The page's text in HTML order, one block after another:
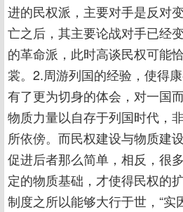
进的民权派，主要对手是反对
亡之后，其主要论战对手已经
的革命派，此时高谈民权可能
裳。2.周游列国的经验，使得
有了更为切身的体会，对一国
物质力量以自存于列国时代，
所依傍。而民权建设与物质建
促进后者那么简单，相反，很
定的物质基础，才使得民权的
制度之所以能够大行于世，“